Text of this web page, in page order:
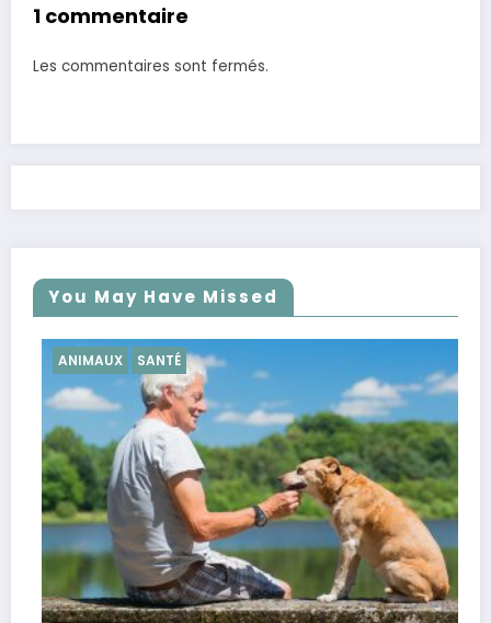
1 commentaire
Les commentaires sont fermés.
You May Have Missed